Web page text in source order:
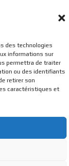
des technologies
informations sur
permettra de traiter
ou des identifiants
retirer son
caractéristiques et
Lavans Les St